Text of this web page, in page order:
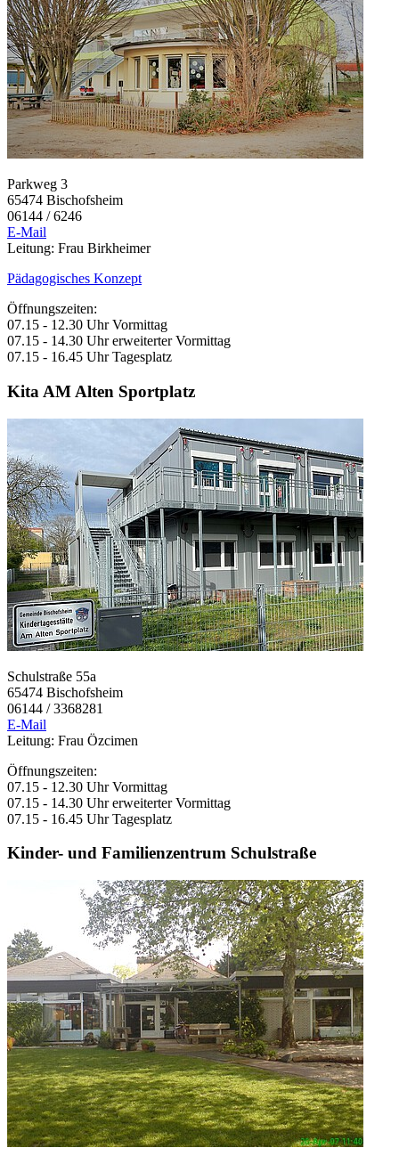
Parkweg 3
65474 Bischofsheim
06144 / 6246
E-Mail
Leitung: Frau Birkheimer
Pädagogisches Konzept
Öffnungszeiten:
07.15 - 12.30 Uhr Vormittag
07.15 - 14.30 Uhr erweiterter Vormittag
07.15 - 16.45 Uhr Tagesplatz
Kita AM Alten Sportplatz
Schulstraße 55a
65474 Bischofsheim
06144 / 3368281
E-Mail
Leitung: Frau Özcimen
Öffnungszeiten:
07.15 - 12.30 Uhr Vormittag
07.15 - 14.30 Uhr erweiterter Vormittag
07.15 - 16.45 Uhr Tagesplatz
Kinder- und Familienzentrum Schulstraße